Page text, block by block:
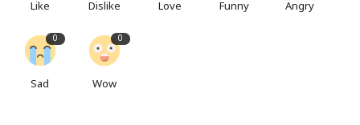
Like Dislike Love Funny Angry
0
Sad
0
Wow